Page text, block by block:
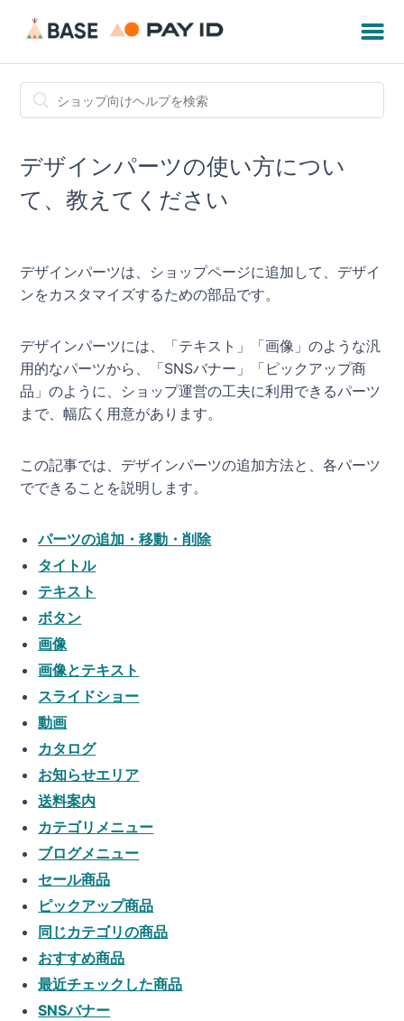
デザインパーツの使い方につい
て、教えてください
デザインパーツは、ショップページに追加して、デザイ
ンをカスタマイズするための部品です。
デザインパーツには、「テキスト」「画像」のような汎
用的なパーツから、「SNSバナー」「ピックアップ商
品」のように、ショップ運営の工夫に利用できるパーツ
まで、幅広く用意があります。
この記事では、デザインパーツの追加方法と、各パーツ
でできることを説明します。
パーツの追加・移動・削除
タイトル
テキスト
ボタン
画像
画像とテキスト
スライドショー
動画
カタログ
お知らせエリア
送料案内
カテゴリメニュー
ブログメニュー
セール商品
ピックアップ商品
同じカテゴリの商品
おすすめ商品
最近チェックした商品
SNSバナー